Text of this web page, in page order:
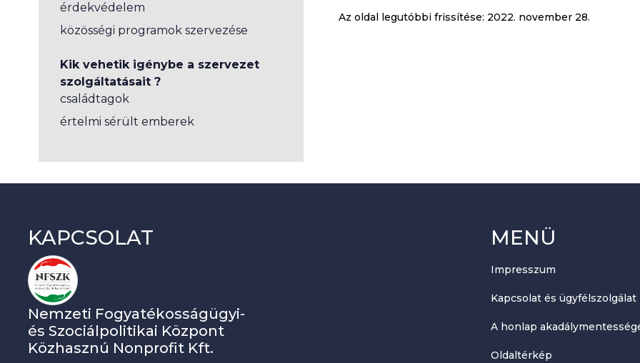
érdekvédelem
közösségi programok szervezése
Kik vehetik igénybe a szervezet
szolgáltatásait ?
családtagok
értelmi sérült emberek
Az oldal legutóbbi frissítése: 2022. november 28.
KAPCSOLAT
Nemzeti Fogyatékosságügyi-
és Szociálpolitikai Központ
Közhasznú Nonprofit Kft.
MENÜ
Impresszum
Kapcsolat és ügyfélszolgálat
A honlap
Oldaltérkép